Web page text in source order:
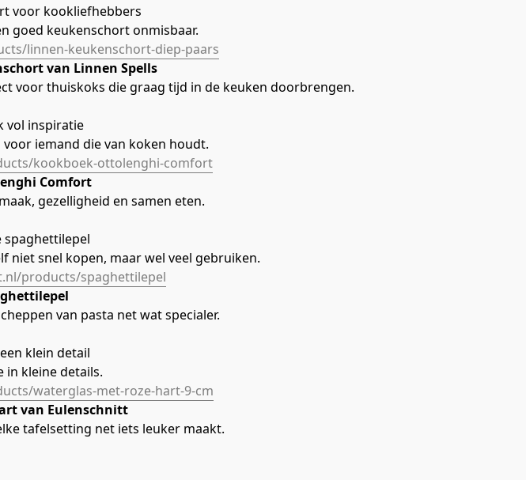
voor kookliefhebbers
goed keukenschort onmisbaar.
linnen-keukenschort-diep-paars
van Linnen Spells
voor thuiskoks die graag tijd in de keuken doorbrengen.
vol inspiratie
iemand die van koken houdt.
kookboek-ottolenghi-comfort
Comfort
gezelligheid en samen eten.
spaghettilepel
niet snel kopen, maar wel veel gebruiken.
products/spaghettilepel
van pasta net wat specialer.
klein detail
in kleine details.
waterglas-met-roze-hart-9-cm
van Eulenschnitt
tafelsetting net iets leuker maakt.